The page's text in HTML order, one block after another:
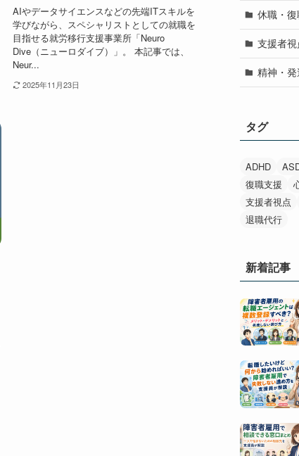
AIやデータサイエンスなどの先端ITスキルを
学びながら、スペシャリストとしての就職を
目指せる就労移行支援事業所「Neuro
Dive（ニューロダイブ）」。 本記事では、
Neur...
2025年11月23日
休職・復
支援者
精神・
タグ
ADHD
復職支援
支援者視点
退職代行
新着記事